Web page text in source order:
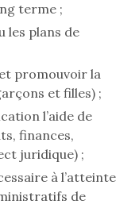
terme ;
les plans de
promouvoir la
et filles) ;
l’aide de
finances,
juridique) ;
à l’atteinte
de